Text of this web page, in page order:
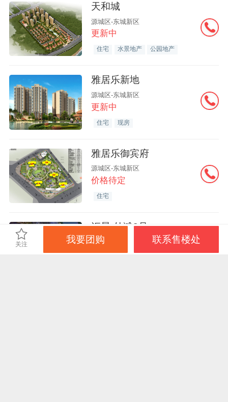
天和城
源城区-东城新区
更新中
住宅 水景地产 公园地产
雅居乐新地
源城区-东城新区
更新中
住宅 现房
雅居乐御宾府
源城区-东城新区
价格待定
住宅
汇景·外滩8号
源城区-东城新区
更新中
关注 我要团购 联系售楼处